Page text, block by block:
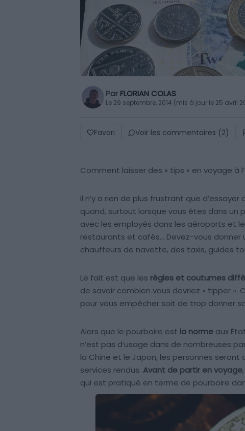
Par FLORIAN COLAS
Le 29 septembre, 2014 (mis à jour le 25 avril
Favori Voir les commentaires (2)
Comment laisser des « tips » en voyage à
Il n’y a rien de plus frustrant que d’essayer
quand, surtout lorsque vous êtes dans un
avec les employés dans les aéroports et
restaurants et cafés… Devez-vous donner
chauffeurs de navette, des taxis, guides
Le fait est que les règles et coutumes
de savoir combien vous devriez « tipper
pour vous empêcher soit de trop donner
Alors que le pourboire est la norme aux
n’est pas d’usage dans de nombreuses
la Chine et le Japon, les personnes
services rendus. Avant de partir en voyage
qui est pratiqué en terme de pourboire